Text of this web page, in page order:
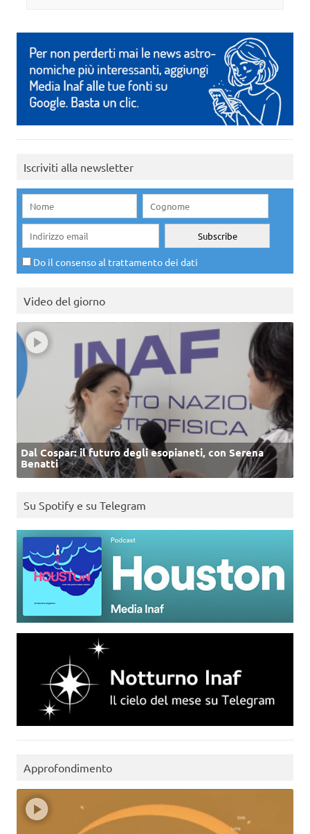
Iscriviti alla newsletter
Do il consenso al trattamento dei dati
Video del giorno
Dal Cospar: il futuro degli esopianeti, con Serena
Benatti
Su Spotify e su Telegram
Approfondimento